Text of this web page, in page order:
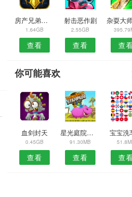
房产兄弟家居设计汉化版
1.64GB
查看
射击恶作剧
2.55GB
查看 查
你可能喜欢
血剑封天
0.45GB
查看
星光庭院中文
91.30MB
查看
宝宝洗
查